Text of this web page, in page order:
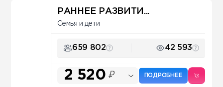
РАННЕЕ РАЗВИТИ...
Семья и дети
659 802 42 593
2 520 ₽ ПОДРОБНЕЕ